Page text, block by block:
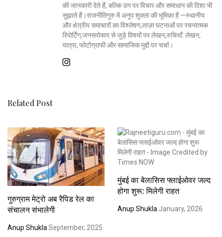
की जानकारी देते हैं, बल्कि उन पर विचार और समाधान की दिशा भी
सुझाते हैं।राजनीतिगुरु में अनूप शुक्ला की भूमिका है —स्थानीय
और क्षेत्रीय समाचारों का विश्लेषण,ताज़ा घटनाओं पर रचनात्मक
रिपोर्टिंग,जनसरोकार से जुड़े विषयों पर लेखन,रुचियाँ: लेखन,
यात्रा, फोटोग्राफी और सामाजिक मुद्दों पर चर्चा।
Related Post
गुरुग्राम मेट्रो अब रैपिड रेल का
संचालन संभालेगी
Anup Shukla September, 2025
मुंबई का बेलासिस फ्लाईओवर जल्द
होगा शुरू: मिलेगी राहत
Anup Shukla January, 2026